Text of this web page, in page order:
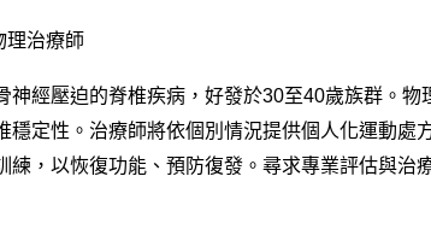
理治療師
神經壓迫的脊椎疾病，好發於30至40歲族群。
穩定性。治療師將依個別情況提供個人化運動處
，以恢復功能、預防復發。尋求專業評估與治